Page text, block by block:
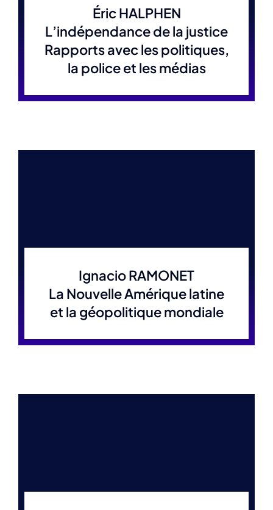
Éric HALPHEN
L’indépendance de la justice
Rapports avec les politiques,
la police et les médias
Ignacio RAMONET
La Nouvelle Amérique latine
et la géopolitique mondiale